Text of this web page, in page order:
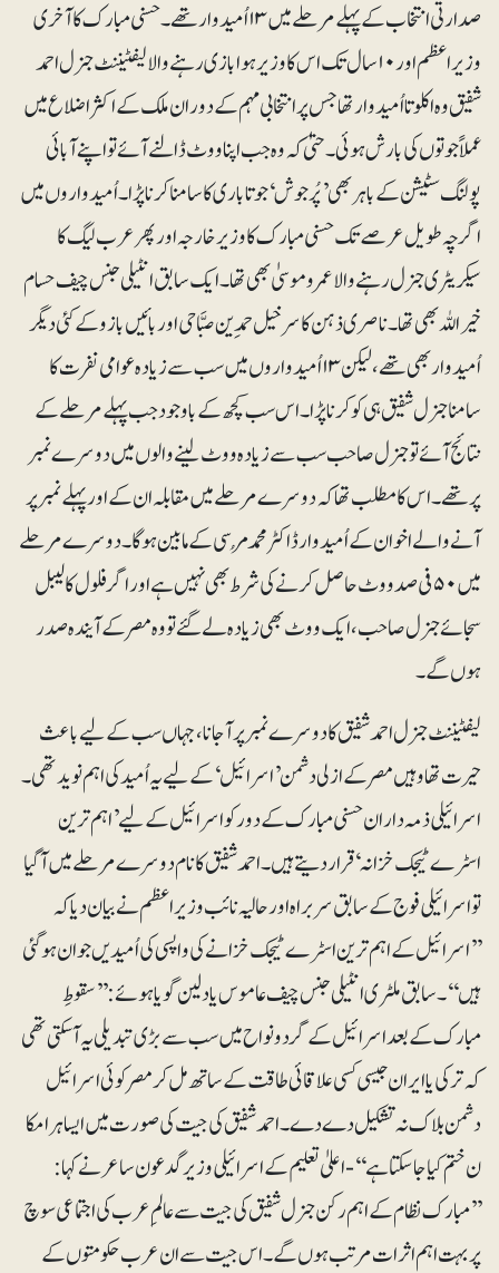
صدارتی انتخاب کے پہلے مرحلے میں ۱۳ اُمیدوار تھے۔ حسنی مبارک کا آخری
وزیراعظم اور ۱۰سال تک اس کا وزیر ہوا بازی رہنے والا لیفٹیننٹ جنرل احمد
شفیق وہ اکلوتا اُمیدوار تھا جس پر انتخابی مہم کے دوران ملک کے اکثر اضلاع میں
عملاً جوتوں کی بارش ہوئی۔حتیٰ کہ وہ جب اپنا ووٹ ڈالنے آئے تو اپنے آبائی
پولنگ سٹیشن کے باہر بھی ’ پُرجوش ‘جوتا باری کا سامنا کرنا پڑا۔ اُمیدواروں میں
اگرچہ طویل عرصے تک حسنی مبارک کا وزیر خارجہ اور پھر عرب لیگ کا
سیکریٹری جنرل رہنے والا عمروموسیٰ بھی تھا۔ ایک سابق انٹیلی جنس چیف حسام
خیر اللہ بھی تھا۔ ناصری ذہن کا سرخیل حمدِین صبَّاحی اور بائیں بازو کے کئی دیگر
اُمیدوار بھی تھے، لیکن ۱۳ اُمیدواروں میں سب سے زیادہ عوامی نفرت کا
سامنا جنرل شفیق ہی کو کرنا پڑا۔ اس سب کچھ کے باوجود جب پہلے مرحلے کے
نتائج آئے تو جنرل صاحب سب سے زیادہ ووٹ لینے والوں میں دوسرے نمبر
پر تھے۔ اس کا مطلب تھا کہ دوسرے مرحلے میں مقابلہ ان کے اور پہلے نمبر پر
آنے والے اخوان کے اُمیدوار ڈاکٹر محمدمُرسی کے مابین ہوگا۔ دوسرے مرحلے
میں ۵۰ فی صد ووٹ حاصل کرنے کی شرط بھی نہیں ہے اور اگر فلول کا لیبل
سجائے جنرل صاحب، ایک ووٹ بھی زیادہ لے گئے تو وہ مصر کے آیندہ صدر
ہوں گے۔
لیفٹیننٹ جنرل احمد شفیق کا دوسرے نمبر پر آجانا، جہاں سب کے لیے باعث
حیرت تھا وہیں مصر کے ازلی دشمن ’اسرائیل‘ کے لیے یہ اُمید کی اہم نوید تھی۔
اسرائیلی ذمہ داران حسنی مبارک کے دور کو اسرائیل کے لیے ’اہم ترین
اسٹرے ٹیجک خزانہ‘ قرار دیتے ہیں۔ احمد شفیق کا نام دوسرے مرحلے میں آگیا
تو اسرائیلی فوج کے سابق سربراہ اور حالیہ نائب وزیراعظم نے بیان دیا کہ
’’اسرائیل کے اہم ترین اسٹرے ٹیجک خزانے کی واپسی کی اُمیدیں جوان ہوگئی
ہیں‘‘۔ سابق ملٹری انٹیلی جنس چیف عاموس یادلین گویا ہوئے: ’’ سقوطِ
مبارک کے بعد اسرائیل کے گردو نواح میں سب سے بڑی تبدیلی یہ آسکتی تھی
کہ ترکی یا ایران جیسی کسی علاقائی طاقت کے ساتھ مل کر مصر کوئی اسرائیل
دشمن بلاک نہ تشکیل دے دے۔ احمد شفیق کی جیت کی صورت میں ایسا ہر امکا
ن ختم کیا جاسکتاہے ‘‘ - اعلیٰ تعلیم کے اسرائیلی وزیر گدعون ساعر نے کہا:
’’مبارک نظام کے اہم رکن جنرل شفیق کی جیت سے عالمِ عرب کی اجتماعی سوچ
پر بہت اہم اثرات مرتب ہوں گے۔اس جیت سے ان عرب حکومتوں کے